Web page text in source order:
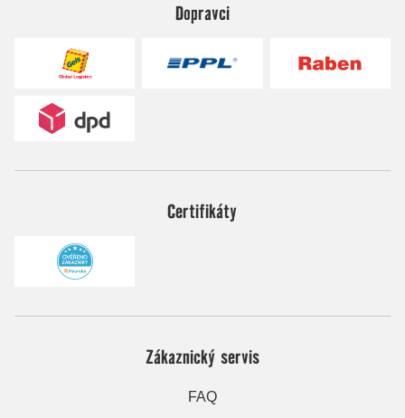
Dopravci
Certifikáty
Zákaznický servis
FAQ